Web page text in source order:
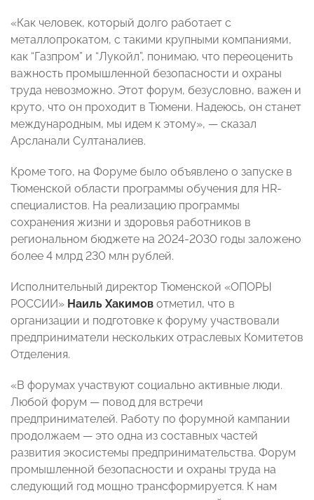
«Как человек, который долго работает с
металлопрокатом, с такими крупными компаниями,
как “Газпром” и “Лукойл”, понимаю, что переоценить
важность промышленной безопасности и охраны
труда невозможно. Этот форум, безусловно, важен и
круто, что он проходит в Тюмени. Надеюсь, он станет
международным, мы идем к этому», — сказал
Арсланали Султаналиев.
Кроме того, на Форуме было объявлено о запуске в
Тюменской области программы обучения для HR-
специалистов. На реализацию программы
сохранения жизни и здоровья работников в
региональном бюджете на 2024-2030 годы заложено
более 4 млрд 230 млн рублей.
Исполнительный директор Тюменской «ОПОРЫ
РОССИИ» Наиль Хакимов отметил, что в
организации и подготовке к форуму участвовали
предприниматели нескольких отраслевых Комитетов
Отделения.
«В форумах участвуют социально активные люди.
Любой форум — повод для встречи
предпринимателей. Работу по форумной кампании
продолжаем — это одна из составных частей
развития экосистемы предпринимательства. Форум
промышленной безопасности и охраны труда на
следующий год мощно трансформируется. К нам